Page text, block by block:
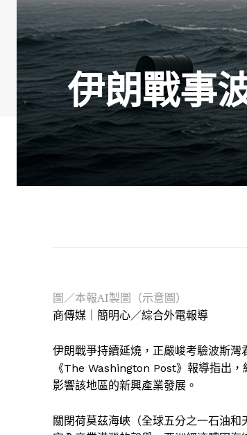
伊朗戰事
圖／本報AI製圖（示意圖）
商傳媒｜簡明心／綜合外電報導
伊朗戰爭持續延燒，正嚴峻考驗波斯灣
《The Washington Post》報導指出
影響該地區的新興產業發展。
關閉荷莫茲海峽（全球五分之一石油